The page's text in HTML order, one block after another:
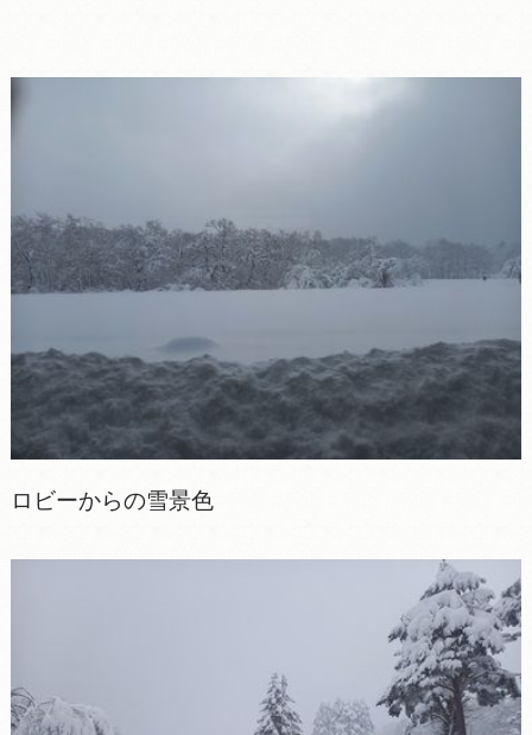
ロビーからの雪景色